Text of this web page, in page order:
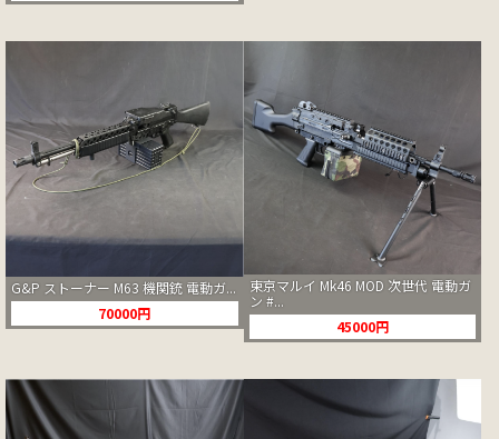
G&P ストーナー M63 機関銃 電動ガ...
70000円
東京マルイ Mk46 MOD 次世代 電動ガ
ン #...
45000円